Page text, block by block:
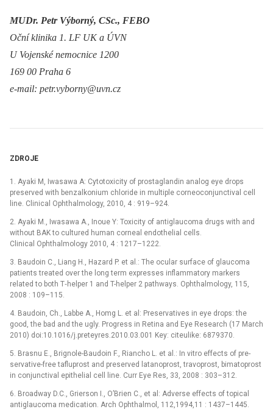
MUDr. Petr Výborný, CSc., FEBO
Oční klinika 1. LF UK a ÚVN
U Vojenské nemocnice 1200
169 00 Praha 6
e-mail: petr.vyborny@uvn.cz
ZDROJE
1. Ayaki M, Iwasawa A: Cytotoxicity of prosta­glandin analog eye drops
preserved with benzalkonium chloride in multiple corneoconjunctival cell
line. Cli­nical Ophthalmology, 2010, 4 : 919–924.
2. Ayaki M., Iwasawa A., Inoue Y: Toxicity of antiglaucoma drugs with and
without BAK to cultured human corneal endothelial cells.
Clinical Ophthalmology 2010, 4 : 1217–1222.
3. Baudoin C., Liang H., Hazard P. et al.: The ocular surface of glaucoma
patients treated over the long term expresses inflammatory markers
related to both T‑helper 1 and T-helper 2 pathways. Ophthalmology, 115,
2008 : 109–115.
4. Baudoin, Ch., Labbe A., Homg L. et al: Preservatives in eye drops: the
good, the bad and the ugly. Progress in Retina and Eye Research (17 March
2010) doi:10.1016/j.preteyres.2010.03.001 Key: citeulike: 6879370.
5. Brasnu E., Brignole-Baudoin F., Rian­cho L. et al.: In vitro effects of pre­
servative-free tafluprost and pre­served latanoprost, travoprost, bima­toprost
in conjunctival epithelial cell line. Curr Eye Res, 33, 2008 : 303–312.
6. Broadway D.C., Grierson I., O’Brien C., et al: Adverse effects of topical
antiglaucoma medication. Arch Ophthalmol, 112,1994,11 : 1437–1445.